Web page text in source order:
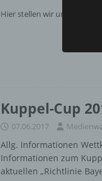
Hier stellen wir unseren
Kuppel-Cup
07.06.2017
Allg. Informationen
Informationen zum
aktuellen „Richtlinie